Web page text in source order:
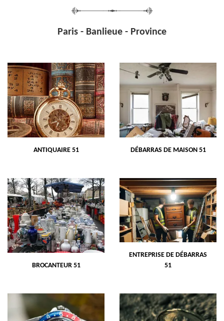
Paris - Banlieue - Province
ANTIQUAIRE 51 DÉBARRAS DE MAISON 51
BROCANTEUR 51
ENTREPRISE DE DÉBARRAS
51